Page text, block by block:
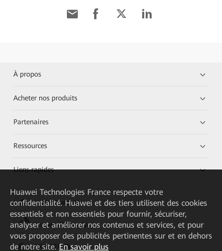
À propos
Acheter nos produits
Partenaires
Ressources
Liens rapides
HUAWEI eKit App
Huawei HiKnow App
HUAWEI eFly App
Huawei Technologies France respecte votre
confidentialité. Huawei et des tiers utilisent des cookies
essentiels et non essentiels pour fournir, sécuriser,
analyser et améliorer nos contenus et services, et pour
vous proposer des publicités pertinentes sur et en dehors
de notre site. En savoir plus